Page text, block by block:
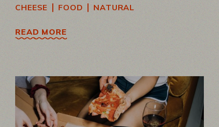
CHEESE | FOOD | NATURAL
READ MORE